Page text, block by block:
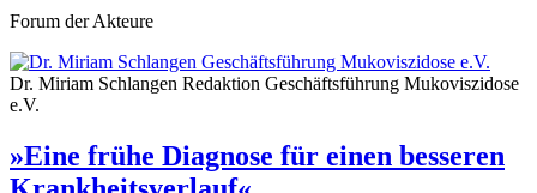
Forum der Akteure
Dr. Miriam Schlangen Redaktion Geschäftsführung Mukoviszidose
e.V.
»Eine frühe Diagnose für einen besseren